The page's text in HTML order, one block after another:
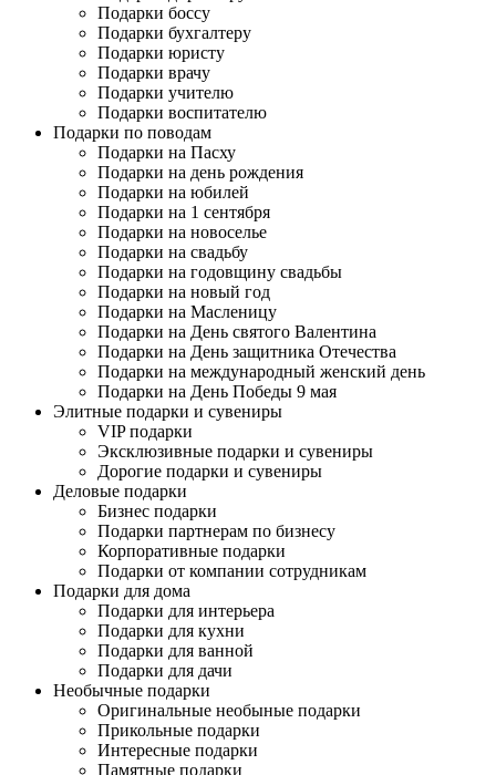
Подарки боссу
Подарки бухгалтеру
Подарки юристу
Подарки врачу
Подарки учителю
Подарки воспитателю
Подарки по поводам
Подарки на Пасху
Подарки на день рождения
Подарки на юбилей
Подарки на 1 сентября
Подарки на новоселье
Подарки на свадьбу
Подарки на годовщину свадьбы
Подарки на новый год
Подарки на Масленицу
Подарки на День святого Валентина
Подарки на День защитника Отечества
Подарки на международный женский день
Подарки на День Победы 9 мая
Элитные подарки и сувениры
VIP подарки
Эксклюзивные подарки и сувениры
Дорогие подарки и сувениры
Деловые подарки
Бизнес подарки
Подарки партнерам по бизнесу
Корпоративные подарки
Подарки от компании сотрудникам
Подарки для дома
Подарки для интерьера
Подарки для кухни
Подарки для ванной
Подарки для дачи
Необычные подарки
Оригинальные необыные подарки
Прикольные подарки
Интересные подарки
Памятные подарки